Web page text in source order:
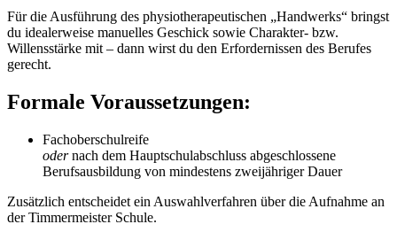
Für die Ausführung des physiotherapeutischen „Handwerks“ bringst
du idealerweise manuelles Geschick sowie Charakter- bzw.
Willensstärke mit – dann wirst du den Erfordernissen des Berufes
gerecht.
Formale Voraussetzungen:
Fachoberschulreife
odernach dem Hauptschulabschluss abgeschlossene
Berufsausbildung von mindestens zweijähriger Dauer
Zusätzlich entscheidet ein Auswahlverfahren über die Aufnahme an
der Timmermeister Schule.